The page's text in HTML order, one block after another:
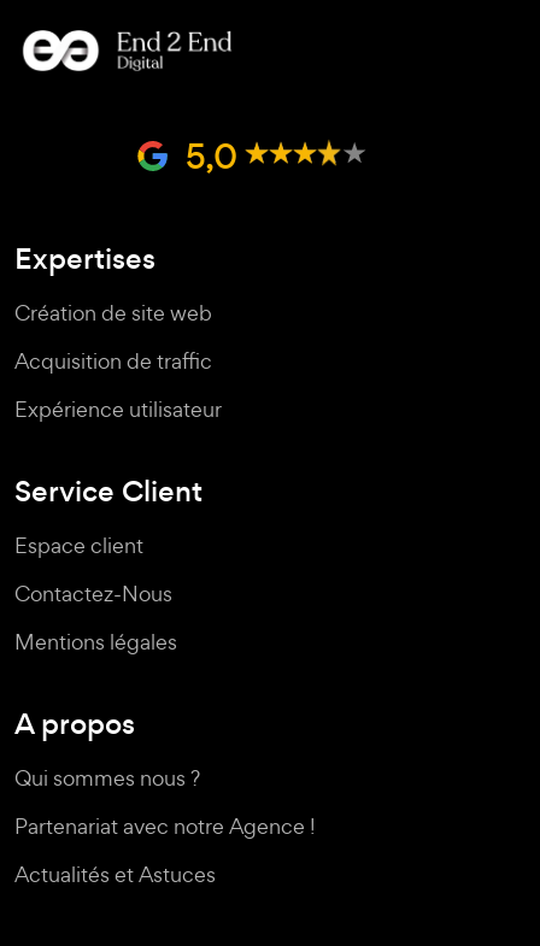
5,0
Expertises
Création de site web
Acquisition de traffic
Expérience utilisateur
Service Client
Espace client
Contactez-Nous
Mentions légales
A propos
Qui sommes nous ?
Partenariat avec notre Agence !
Actualités et Astuces